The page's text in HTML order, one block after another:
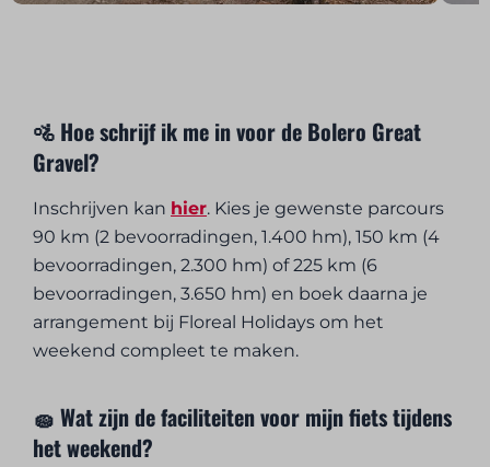
🚵 Hoe schrijf ik me in voor de Bolero Great
Gravel?
Inschrijven kan hier. Kies je gewenste parcours
90 km (2 bevoorradingen, 1.400 hm), 150 km (4
bevoorradingen, 2.300 hm) of 225 km (6
bevoorradingen, 3.650 hm) en boek daarna je
arrangement bij Floreal Holidays om het
weekend compleet te maken.
🧽 Wat zijn de faciliteiten voor mijn fiets tijdens
het weekend?